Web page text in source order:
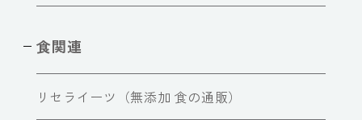
食関連
リセライーツ（無添加 食の通販）